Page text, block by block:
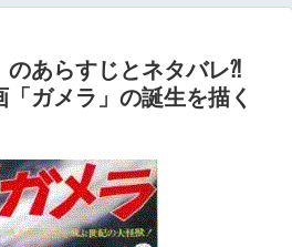
のあらすじとネタバレ⁈
ガメラ」の誕生を描く